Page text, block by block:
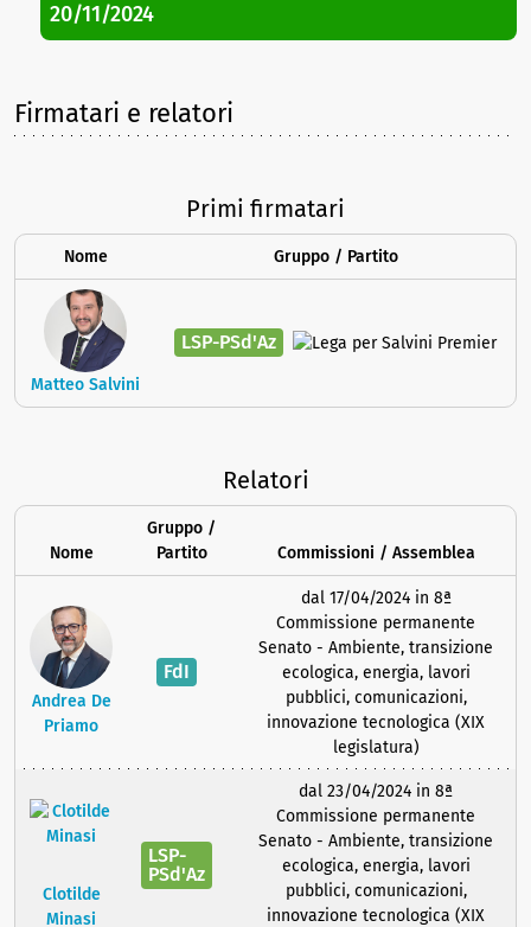
20/11/2024
Firmatari e relatori
Primi firmatari
Nome Gruppo / Partito
Matteo Salvini
LSP-PSd'Az
Relatori
Nome
Gruppo /
Partito
Commissioni / Assemblea
Andrea De
Priamo
FdI
dal 17/04/2024 in 8ª
Commissione permanente
Senato - Ambiente, transizione
ecologica, energia, lavori
pubblici, comunicazioni,
innovazione tecnologica (XIX
legislatura)
Clotilde
Minasi
LSP-
PSd'Az
dal 23/04/2024 in 8ª
Commissione permanente
Senato - Ambiente, transizione
ecologica, energia, lavori
pubblici, comunicazioni,
innovazione tecnologica (XIX